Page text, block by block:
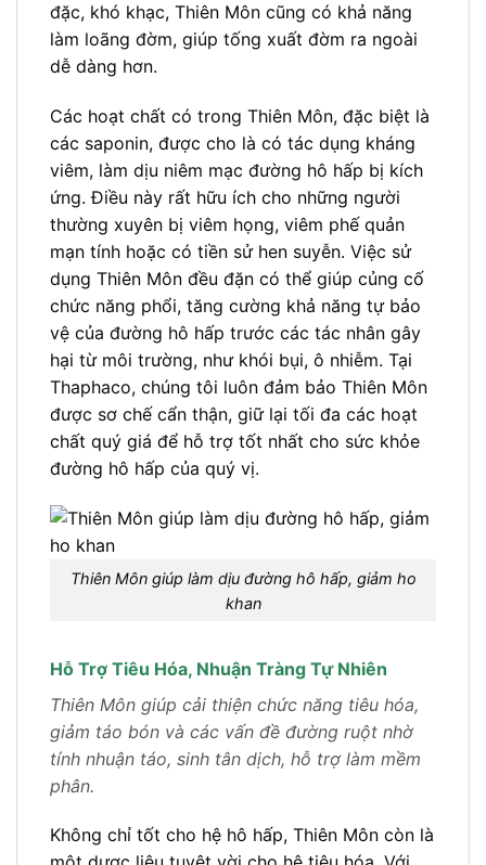
đặc, khó khạc, Thiên Môn cũng có khả năng
làm loãng đờm, giúp tống xuất đờm ra ngoài
dễ dàng hơn.
Các hoạt chất có trong Thiên Môn, đặc biệt là
các saponin, được cho là có tác dụng kháng
viêm, làm dịu niêm mạc đường hô hấp bị kích
ứng. Điều này rất hữu ích cho những người
thường xuyên bị viêm họng, viêm phế quản
mạn tính hoặc có tiền sử hen suyễn. Việc sử
dụng Thiên Môn đều đặn có thể giúp củng cố
chức năng phổi, tăng cường khả năng tự bảo
vệ của đường hô hấp trước các tác nhân gây
hại từ môi trường, như khói bụi, ô nhiễm. Tại
Thaphaco, chúng tôi luôn đảm bảo Thiên Môn
được sơ chế cẩn thận, giữ lại tối đa các hoạt
chất quý giá để hỗ trợ tốt nhất cho sức khỏe
đường hô hấp của quý vị.
Thiên Môn giúp làm dịu đường hô hấp, giảm ho
khan
Hỗ Trợ Tiêu Hóa, Nhuận Tràng Tự Nhiên
Thiên Môn giúp cải thiện chức năng tiêu hóa,
giảm táo bón và các vấn đề đường ruột nhờ
tính nhuận táo, sinh tân dịch, hỗ trợ làm mềm
phân.
Không chỉ tốt cho hệ hô hấp, Thiên Môn còn là